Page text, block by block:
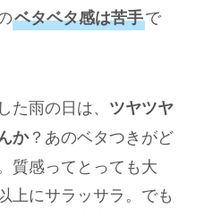
ベタベタ感は苦手で
雨の日は、 ツヤツヤ
か？あのベタつきがど
質感ってとっても大
上にサラッサラ。でも